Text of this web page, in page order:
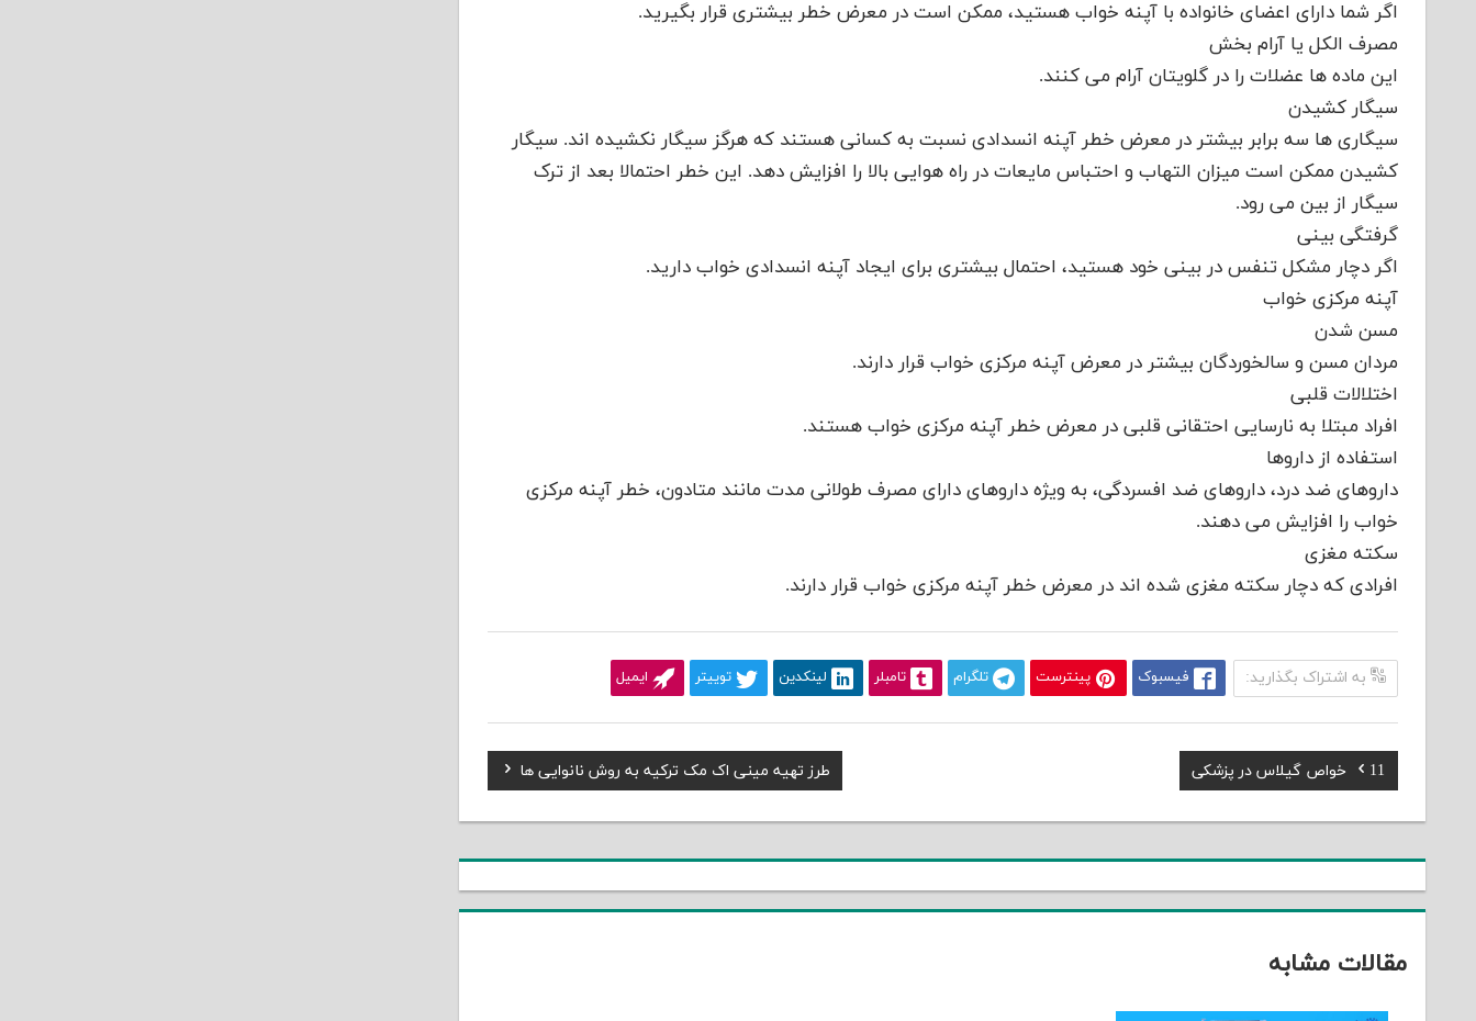
اگر شما دارای اعضای خانواده با آپنه خواب هستید، ممکن است در معرض خطر بیشتری قرار بگیرید.
مصرف الکل یا آرام بخش
این ماده ها عضلات را در گلویتان آرام می کنند.
سیگار کشیدن
سیگاری ها سه برابر بیشتر در معرض خطر آپنه انسدادی نسبت به کسانی هستند که هرگز سیگار نکشیده اند. سیگار
کشیدن ممکن است میزان التهاب و احتباس مایعات در راه هوایی بالا را افزایش دهد. این خطر احتمالا بعد از ترک
سیگار از بین می رود.
گرفتگی بینی
اگر دچار مشکل تنفس در بینی خود هستید، احتمال بیشتری برای ایجاد آپنه انسدادی خواب دارید.
آپنه مرکزی خواب
مسن شدن
مردان مسن و سالخوردگان بیشتر در معرض آپنه مرکزی خواب قرار دارند.
اختلالات قلبی
افراد مبتلا به نارسایی احتقانی قلبی در معرض خطر آپنه مرکزی خواب هستند.
استفاده از داروها
داروهای ضد درد، داروهای ضد افسردگی، به ویژه داروهای دارای مصرف طولانی مدت مانند متادون، خطر آپنه مرکزی
خواب را افزایش می دهند.
سکته مغزی
افرادی که دچار سکته مغزی شده اند در معرض خطر آپنه مرکزی خواب قرار دارند.
به اشتراک بگذارید: فیسبوک پینترست تلگرام تامبلر لینکدین توییتر ایمیل
راهبری
نوشته
Previous
Post:
11 خواص گیلاس در پزشکی
Next
Post:
طرز تهیه مینی اک مک ترکیه به روش نانوایی ها
مقالات مشابه